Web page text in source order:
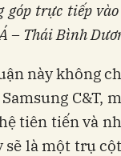
góp trực tiếp
– Thái Bình
này không
C&T,
tiên tiến và
sẽ là một trụ